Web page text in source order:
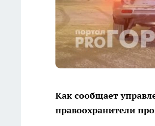
Как сообщает
правоохранители